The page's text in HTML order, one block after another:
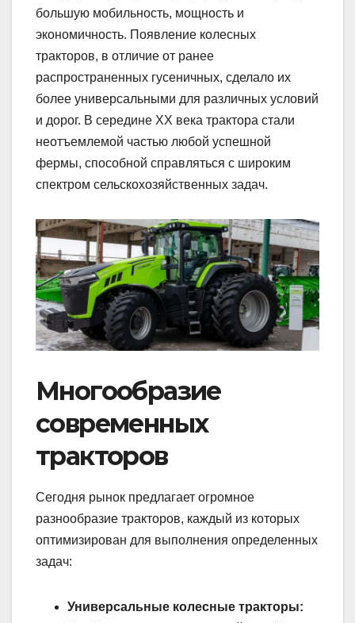
большую мобильность, мощность и
экономичность. Появление колесных
тракторов, в отличие от ранее
распространенных гусеничных, сделало их
более универсальными для различных условий
и дорог. В середине XX века трактора стали
неотъемлемой частью любой успешной
фермы, способной справляться с широким
спектром сельскохозяйственных задач.
Многообразие
современных
тракторов
Сегодня рынок предлагает огромное
разнообразие тракторов, каждый из которых
оптимизирован для выполнения определенных
задач:
Универсальные колесные тракторы: